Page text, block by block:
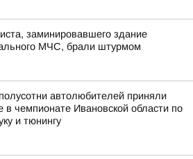
заминировавшего здание
МЧС, брали штурмом
автолюбителей приняли
в чемпионате Ивановской области по
и тюнингу